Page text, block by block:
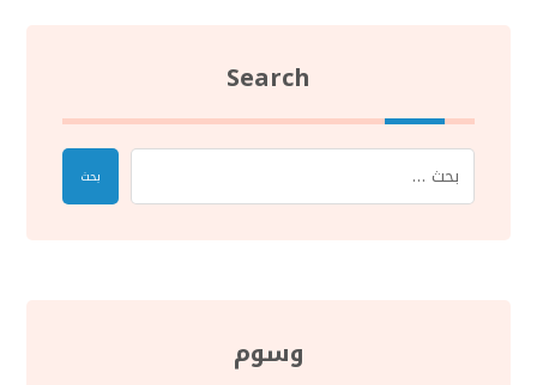
Search
بحث
وسوم